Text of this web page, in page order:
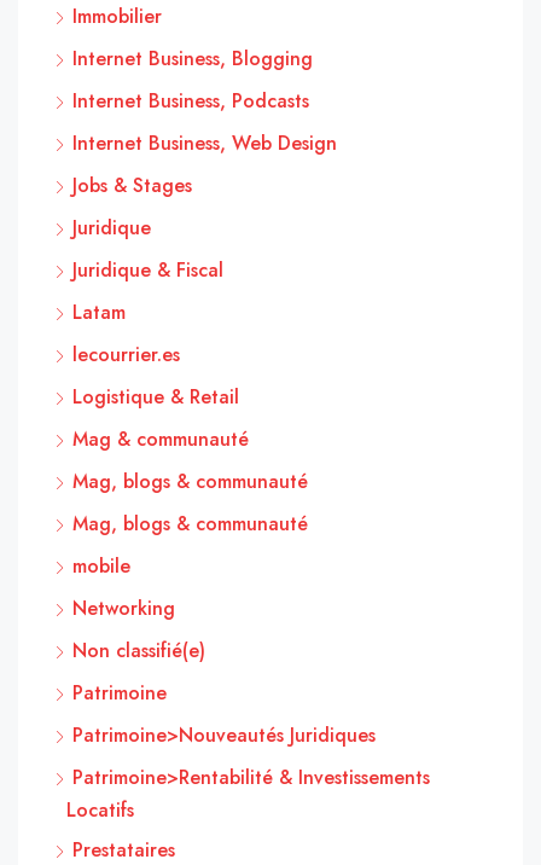
Immobilier
Internet Business, Blogging
Internet Business, Podcasts
Internet Business, Web Design
Jobs & Stages
Juridique
Juridique & Fiscal
Latam
lecourrier.es
Logistique & Retail
Mag & communauté
Mag, blogs & communauté
Mag, blogs & communauté
mobile
Networking
Non classifié(e)
Patrimoine
Patrimoine>Nouveautés Juridiques
Patrimoine>Rentabilité & Investissements
Locatifs
Prestataires